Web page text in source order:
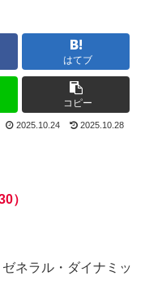
はてブ
コピー
2025.10.24 2025.10.28
）
ネラル・ダイナミッ